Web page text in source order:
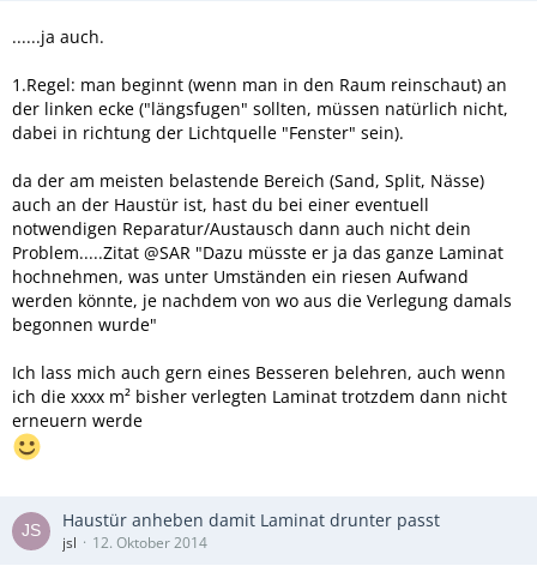
......ja auch.
1.Regel: man beginnt (wenn man in den Raum reinschaut) an
der linken ecke ("längsfugen" sollten, müssen natürlich nicht,
dabei in richtung der Lichtquelle "Fenster" sein).
da der am meisten belastende Bereich (Sand, Split, Nässe)
auch an der Haustür ist, hast du bei einer eventuell
notwendigen Reparatur/Austausch dann auch nicht dein
Problem.....Zitat @SAR "Dazu müsste er ja das ganze Laminat
hochnehmen, was unter Umständen ein riesen Aufwand
werden könnte, je nachdem von wo aus die Verlegung damals
begonnen wurde"
Ich lass mich auch gern eines Besseren belehren, auch wenn
ich die xxxx m² bisher verlegten Laminat trotzdem dann nicht
erneuern werde
Haustür anheben damit Laminat drunter passt
jsl 12. Oktober 2014